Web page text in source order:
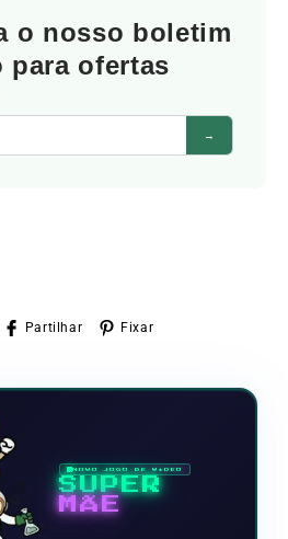
o nosso boletim
ofertas
→
Partilhar Fixar
NOVO JOGO DE VÍDEO
SUPER
MÃE